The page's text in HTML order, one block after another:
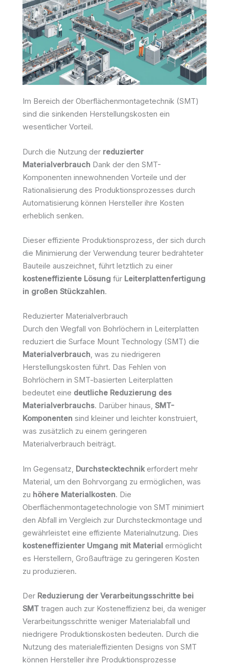
Im Bereich der Oberflächenmontagetechnik (SMT)
sind die sinkenden Herstellungskosten ein
wesentlicher Vorteil.
Durch die Nutzung der reduzierter
Materialverbrauch Dank der den SMT-
Komponenten innewohnenden Vorteile und der
Rationalisierung des Produktionsprozesses durch
Automatisierung können Hersteller ihre Kosten
erheblich senken.
Dieser effiziente Produktionsprozess, der sich durch
die Minimierung der Verwendung teurer bedrahteter
Bauteile auszeichnet, führt letztlich zu einer
kosteneffiziente Lösung für Leiterplattenfertigung
in großen Stückzahlen.
Reduzierter Materialverbrauch
Durch den Wegfall von Bohrlöchern in Leiterplatten
reduziert die Surface Mount Technology (SMT) die
Materialverbrauch, was zu niedrigeren
Herstellungskosten führt. Das Fehlen von
Bohrlöchern in SMT-basierten Leiterplatten
bedeutet eine deutliche Reduzierung des
Materialverbrauchs. Darüber hinaus, SMT-
Komponenten sind kleiner und leichter konstruiert,
was zusätzlich zu einem geringeren
Materialverbrauch beiträgt.
Im Gegensatz, Durchstecktechnikerfordert mehr
Material, um den Bohrvorgang zu ermöglichen, was
zu höhere Materialkosten. Die
Oberflächenmontagetechnologie von SMT minimiert
den Abfall im Vergleich zur Durchsteckmontage und
gewährleistet eine effiziente Materialnutzung. Dies
kosteneffizienter Umgang mit Material ermöglicht
es Herstellern, Großaufträge zu geringeren Kosten
zu produzieren.
Der Reduzierung der Verarbeitungsschritte bei
SMT tragen auch zur Kosteneffizienz bei, da weniger
Verarbeitungsschritte weniger Materialabfall und
niedrigere Produktionskosten bedeuten. Durch die
Nutzung des materialeffizienten Designs von SMT
können Hersteller ihre Produktionsprozesse